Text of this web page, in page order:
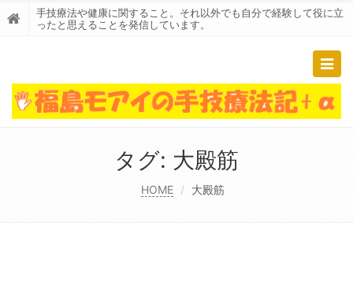
手技療法や健康に関すること。それ以外でも自分で経験して役に立
ったと思えることを発信しています。
タグ: 大殿筋
HOME 大殿筋